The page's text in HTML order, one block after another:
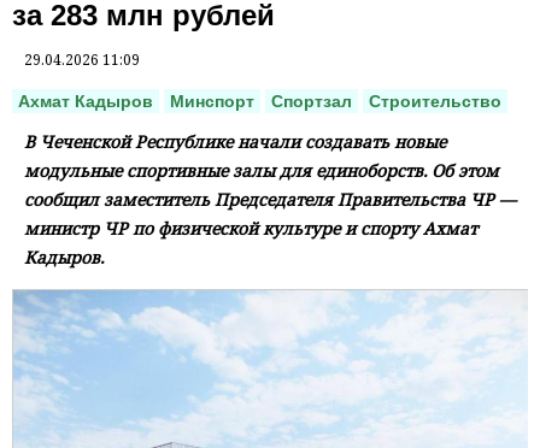
за 283 млн рублей
29.04.2026 11:09
Ахмат Кадыров Минспорт Спортзал Строительство
В Чеченской Республике начали создавать новые
модульные спортивные залы для единоборств. Об этом
сообщил заместитель Председателя Правительства ЧР —
министр ЧР по физической культуре и спорту Ахмат
Кадыров.